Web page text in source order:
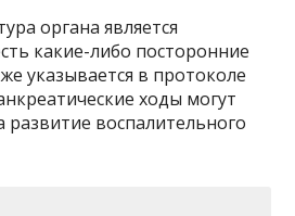
органа является
какие-либо посторонние
указывается в протоколе
ходы могут
развитие воспалительного